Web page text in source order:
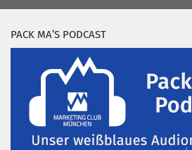
PACK MA’S PODCAST